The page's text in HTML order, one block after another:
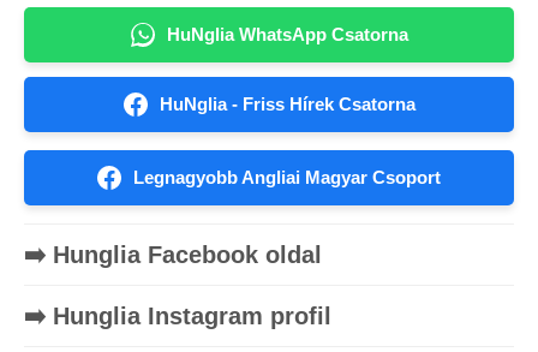
HuNglia WhatsApp Csatorna
HuNglia - Friss Hírek Csatorna
Legnagyobb Angliai Magyar Csoport
➡️ Hunglia Facebook oldal
➡️ Hunglia Instagram profil